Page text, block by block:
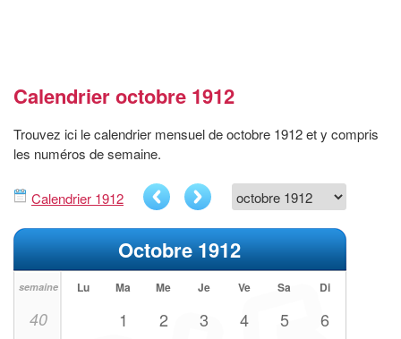
Calendrier octobre 1912
Trouvez ici le calendrier mensuel de octobre 1912 et y compris
les numéros de semaine.
Calendrier 1912
Octobre 1912
semaine Lu Ma Me Je Ve Sa Di
40 1 2 3 4 5 6